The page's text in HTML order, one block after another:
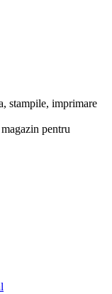
stampile, imprimare
pentru